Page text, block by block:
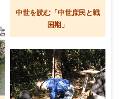
中世を読む「中世庶民と戦
国期」